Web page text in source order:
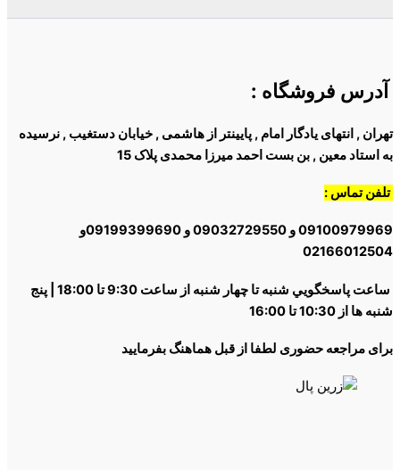
آدرس فروشگاه :
تهران , انتهای یادگار امام , پایینتر از هاشمی , خیابان دستغیب , نرسیده
به استاد معین , بن بست احمد میرزا محمدی پلاک 15
تلفن تماس :
09100979969 و 09032729550 و 09199399690و
02166012504
ساعت پاسخگويي شنبه تا چهار شنبه از ساعت 9:30 تا 18:00 | پنج
شنبه ها از 10:30 تا 16:00
برای مراجعه حضوری لطفا از قبل هماهنگ بفرمایید